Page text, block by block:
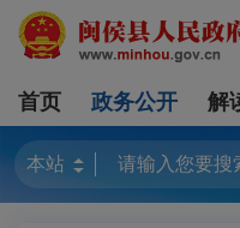
首页 政务公开 解